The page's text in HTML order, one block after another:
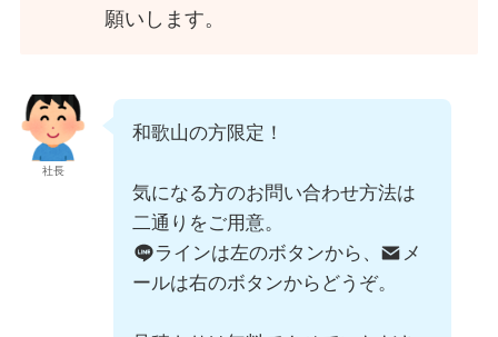
願いします。
社長
和歌山の方限定！
気になる方のお問い合わせ方法は
二通りをご用意。
ラインは左のボタンから、
メ
ールは右のボタンからどうぞ。